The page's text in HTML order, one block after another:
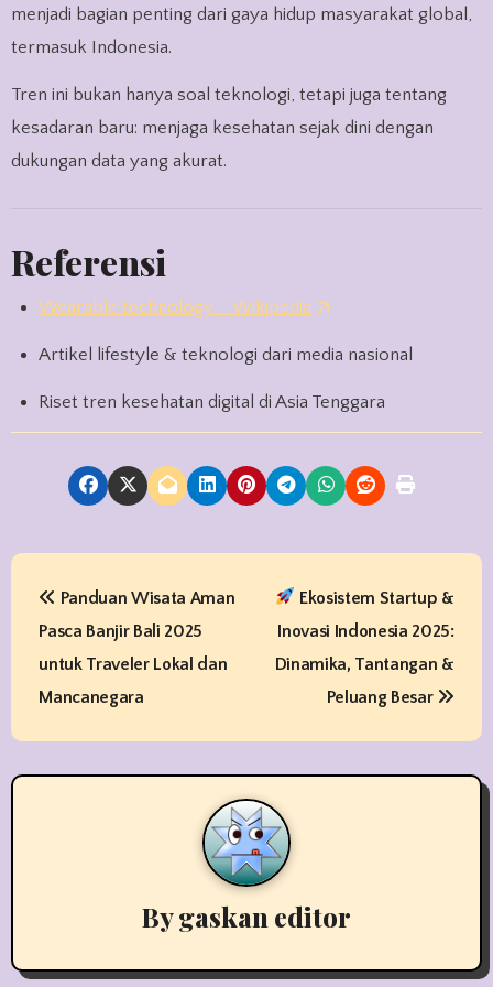
menjadi bagian penting dari gaya hidup masyarakat global,
termasuk Indonesia.
Tren ini bukan hanya soal teknologi, tetapi juga tentang
kesadaran baru: menjaga kesehatan sejak dini dengan
dukungan data yang akurat.
Referensi
Wearable technology – Wikipedia
Artikel lifestyle & teknologi dari media nasional
Riset tren kesehatan digital di Asia Tenggara
P
n
a
Panduan Wisata Aman
Pasca Banjir Bali 2025
untuk Traveler Lokal dan
Mancanegara
Ekosistem Startup &
Inovasi Indonesia 2025:
Dinamika, Tantangan &
Peluang Besar
Bygaskan editor